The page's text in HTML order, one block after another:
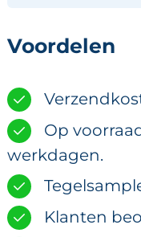
Voordelen
Op
werkdagen.
Klanten